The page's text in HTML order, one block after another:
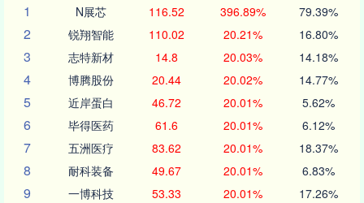
1
N展芯 116.52 396.89% 79.39%
2 锐翔智能 110.02 20.21% 16.80%
3 志特新材 14.8 20.03% 14.18%
4 博腾股份 20.44 20.02% 14.77%
5 近岸蛋白 46.72 20.01% 5.62%
6 毕得医药 61.6 20.01% 6.12%
7 五洲医疗 83.62 20.01% 18.37%
8 耐科装备 49.67 20.01% 6.83%
9 一博科技 53.33 20.01% 17.26%